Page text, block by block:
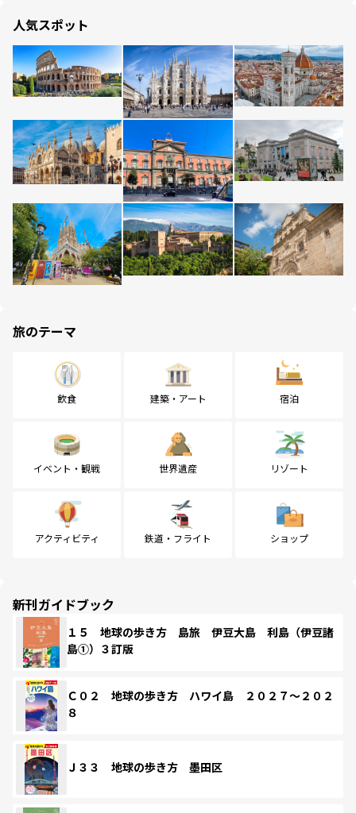
人気スポット
旅のテーマ
飲食 建築・アート 宿泊
イベント・観戦 世界遺産 リゾート
アクティビティ 鉄道・フライト ショップ
新刊ガイドブック
１５ 地球の歩き方 島旅 伊豆大島 利島（伊豆諸
島①）３訂版
Ｃ０２ 地球の歩き方 ハワイ島 ２０２７～２０２
８
Ｊ３３ 地球の歩き方 墨田区